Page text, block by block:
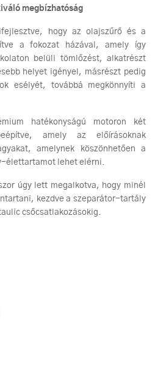
megbízhatóság
hogy az olajszűrő és a
a fokozat házával, amely így
belüli tömlőzést, alkatrészt
helyet igényel, másrészt pedig
esélyét, továbbá megkönnyíti a
hatékonyságú motoron két
amely az előírásoknak
amelynek köszönhetően a
élettartamot lehet elérni.
úgy lett megalkotva, hogy minél
kezdve a szeparátor-tartály
csőcsatlakozásokig.